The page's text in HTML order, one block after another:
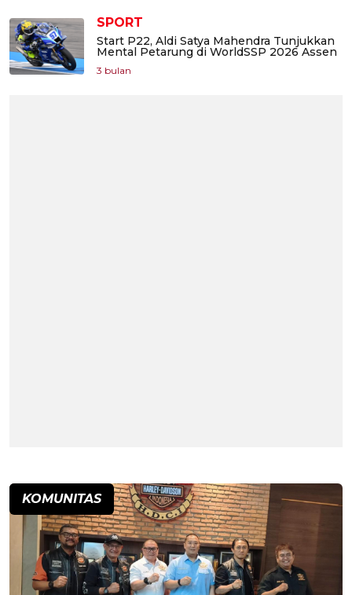
SPORT
Start P22, Aldi Satya Mahendra Tunjukkan
Mental Petarung di WorldSSP 2026 Assen
3 bulan
KOMUNITAS